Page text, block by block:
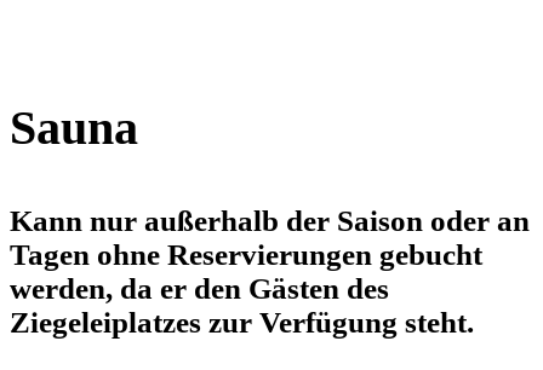
Sauna
Kann nur außerhalb der Saison oder an
Tagen ohne Reservierungen gebucht
werden, da er den Gästen des
Ziegeleiplatzes zur Verfügung steht.